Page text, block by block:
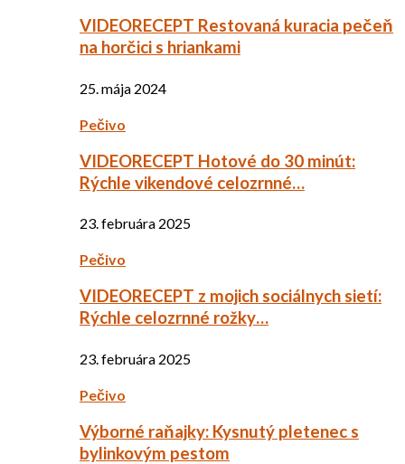
VIDEORECEPT Restovaná kuracia pečeň
na horčici s hriankami
25. mája 2024
Pečivo
VIDEORECEPT Hotové do 30 minút:
Rýchle vikendové celozrnné…
23. februára 2025
Pečivo
VIDEORECEPT z mojich sociálnych sietí:
Rýchle celozrnné rožky…
23. februára 2025
Pečivo
Výborné raňajky: Kysnutý pletenec s
bylinkovým pestom